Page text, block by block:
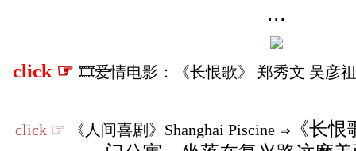
...
click ☞ 🎞爱情电影：《长恨歌》 郑秀文 吴彦
click ☞ 《人间喜剧》Shanghai Piscine ⇒《长恨